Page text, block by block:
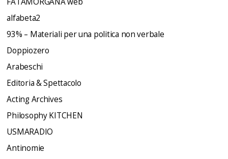
alfabeta2
93% – Materiali per una politica non verbale
Doppiozero
Arabeschi
Editoria & Spettacolo
Acting Archives
Philosophy KITCHEN
USMARADIO
Antinomie